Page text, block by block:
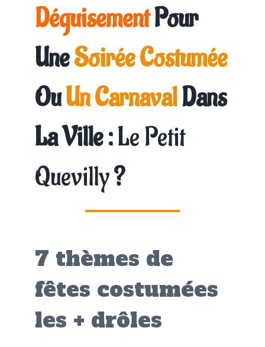
DéguisementPour
UneSoirée Costumée
OuUn CarnavalDans
La Ville :Le Petit
Quevilly?
7 thèmes de
fêtes costumées
les + drôles